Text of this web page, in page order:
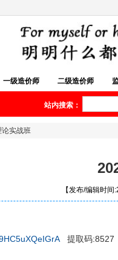
一级造价师 二级造价师
站内搜索：
论实战班
【发布/编辑时
提取码:8527